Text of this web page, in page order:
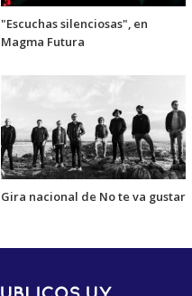
"Escuchas silenciosas", en
Magma Futura
Gira nacional de No te va gustar